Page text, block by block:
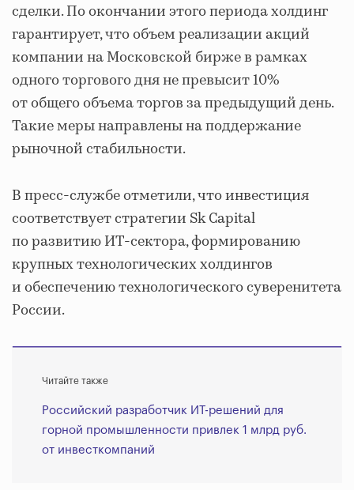
сделки. По окончании этого периода холдинг
гарантирует, что объем реализации акций
компании на Московской бирже в рамках
одного торгового дня не превысит 10%
от общего объема торгов за предыдущий день.
Такие меры направлены на поддержание
рыночной стабильности.
В пресс-службе отметили, что инвестиция
соответствует стратегии Sk Capital
по развитию ИТ-сектора, формированию
крупных технологических холдингов
и обеспечению технологического суверенитета
России.
Читайте также
Российский разработчик ИТ-решений для
горной промышленности привлек 1 млрд руб.
от инвесткомпаний